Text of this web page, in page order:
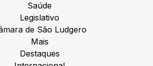
Saúde
Legislativo
de São Ludgero
Mais
Destaques